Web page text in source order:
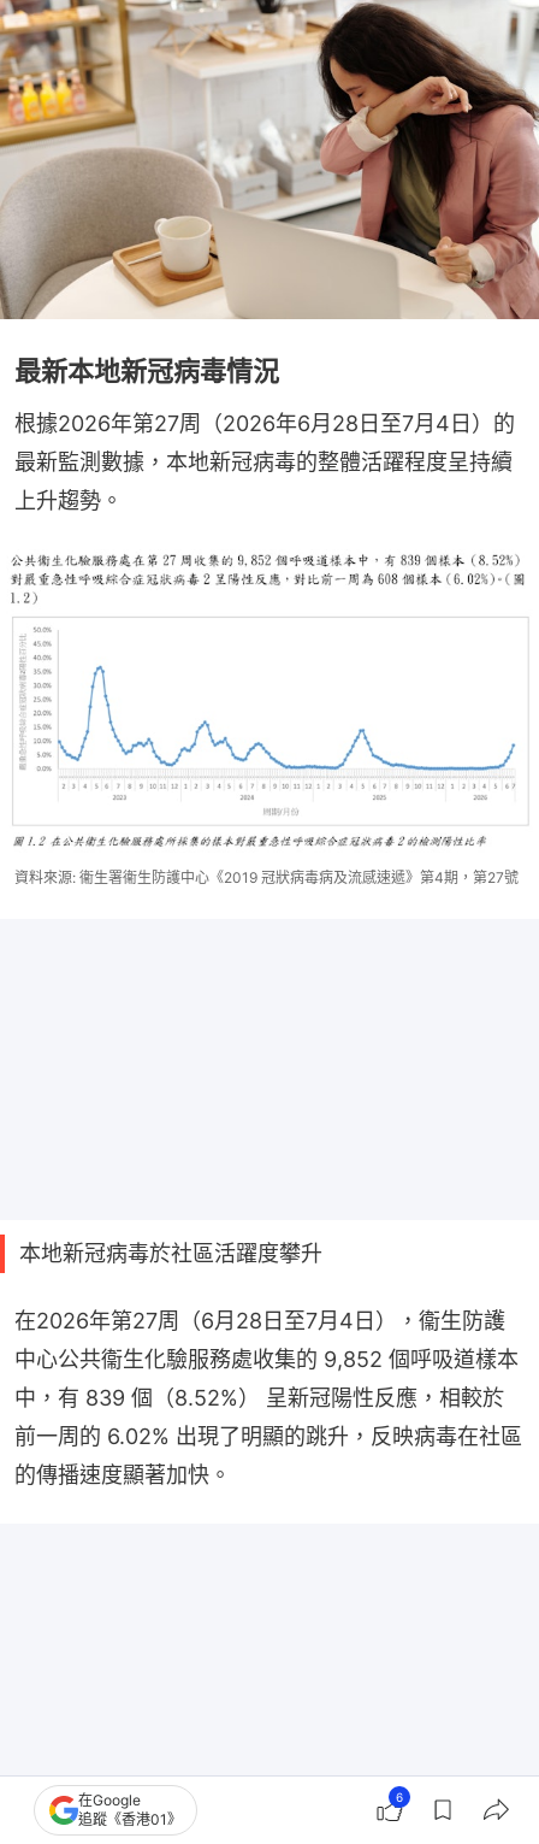
最新本地新冠病毒情況
根據2026年第27周（2026年6月28日至7月4日）的
最新監測數據，本地新冠病毒的整體活躍程度呈持續
上升趨勢。
資料來源: 衞生署衞生防護中心《2019 冠狀病毒病及流感速遞》第4期，第27號
本地新冠病毒於社區活躍度攀升
在2026年第27周（6月28日至7月4日），衞生防護
中心公共衞生化驗服務處收集的 9,852 個呼吸道樣本
中，有 839 個（8.52%） 呈新冠陽性反應，相較於
前一周的 6.02% 出現了明顯的跳升，反映病毒在社區
的傳播速度顯著加快。
在Google
追蹤《香港01》
6